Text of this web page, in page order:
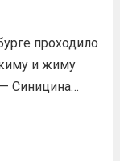
тренер-
проходило
и жиму
Синицина